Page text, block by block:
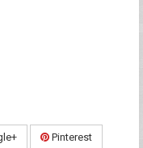
Pinterest